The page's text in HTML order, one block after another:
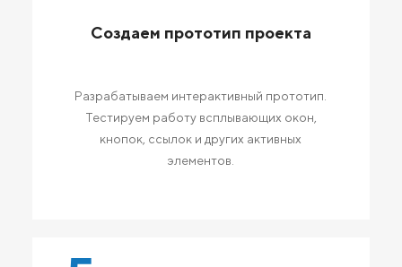
Создаем прототип проекта
Разрабатываем интерактивный прототип.
Тестируем работу всплывающих окон,
кнопок, ссылок и других активных
элементов.